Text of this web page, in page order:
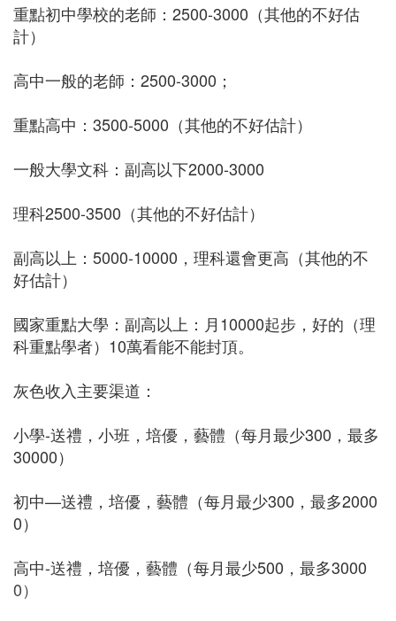
重點初中學校的老師：2500-3000（其他的不好估
計）
高中一般的老師：2500-3000；
重點高中：3500-5000（其他的不好估計）
一般大學文科：副高以下2000-3000
理科2500-3500（其他的不好估計）
副高以上：5000-10000，理科還會更高（其他的不
好估計）
國家重點大學：副高以上：月10000起步，好的（理
科重點學者）10萬看能不能封頂。
灰色收入主要渠道：
小學-送禮，小班，培優，藝體（每月最少300，最多
30000）
初中—送禮，培優，藝體（每月最少300，最多2000
0）
高中-送禮，培優，藝體（每月最少500，最多3000
0）